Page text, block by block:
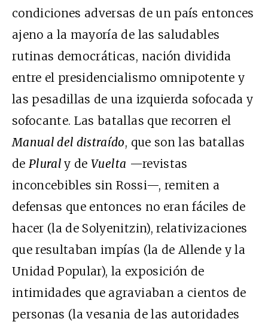
condiciones adversas de un país entonces
ajeno a la mayoría de las saludables
rutinas democráticas, nación dividida
entre el presidencialismo omnipotente y
las pesadillas de una izquierda sofocada y
sofocante. Las batallas que recorren el
Manual del distraído, que son las batallas
dePluraly deVuelta —revistas
inconcebibles sin Rossi—, remiten a
defensas que entonces no eran fáciles de
hacer (la de Solyenitzin), relativizaciones
que resultaban impías (la de Allende y la
Unidad Popular), la exposición de
intimidades que agraviaban a cientos de
personas (la vesania de las autoridades